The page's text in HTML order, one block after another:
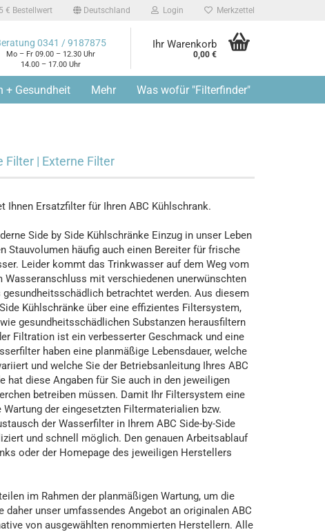
€ Bestellwert Deutschland Login Merkzettel
0341 / 9187875
Mo – Fr 09.00 – 12.30 Uhr
14.00 – 17.00 Uhr
Ihr Warenkorb
0,00 €
+ Gesundheit Mehr Was wofür "Filterfinder"
Filter | Externe Filter
Ihnen Ersatzfilter für Ihren ABC Kühlschrank.
Side by Side Kühlschränke Einzug in unser Leben
Stauvolumen häufig auch einen Bereiter für frische
Leider kommt das Trinkwasser auf dem Weg vom
Wasseranschluss mit verschiedenen unerwünschten
betrachtet werden. Aus diesem
Kühlschränke über eine effizientes Filtersystem,
gesundheitsschädlichen Substanzen herausfiltern
Filtration ist ein verbesserter Geschmack und eine
haben eine planmäßige Lebensdauer, welche
und welche Sie der Betriebsanleitung Ihres ABC
hat diese Angaben für Sie auch in den jeweiligen
betreiben müssen. Damit Ihr Filtersystem eine
der eingesetzten Filtermaterialien bzw.
der Wasserfilter in Ihrem ABC Side-by-Side
und schnell möglich. Den genauen Arbeitsablauf
oder der Homepage des jeweiligen Herstellers
im Rahmen der planmäßigen Wartung, um die
unser umfassendes Angebot an originalen ABC
von ausgewählten renommierten Herstellern. Alle